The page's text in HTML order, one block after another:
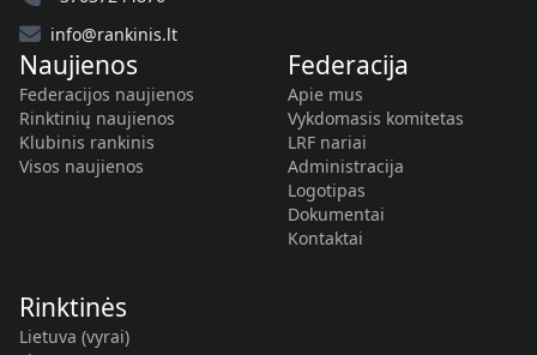
info@rankinis.lt
Naujienos
Federacijos naujienos
Rinktinių naujienos
Klubinis rankinis
Visos naujienos
Federacija
Apie mus
Vykdomasis komitetas
LRF nariai
Administracija
Logotipas
Dokumentai
Kontaktai
Rinktinės
Lietuva (vyrai)